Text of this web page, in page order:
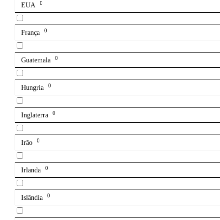
EUA 0
França 0
Guatemala 0
Hungria 0
Inglaterra 0
Irão 0
Irlanda 0
Islândia 0